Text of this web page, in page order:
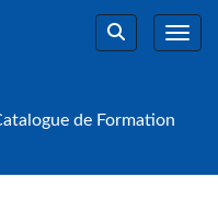
Rechercher
de Formation